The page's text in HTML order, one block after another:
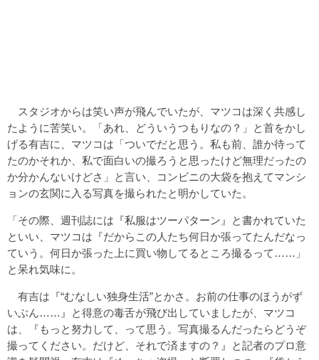
スタジオからは笑い声が飛んでいたが、マツコは深く共感し
たように苦笑い。「あれ、どういうつもりなの？」と首をかし
げる有吉に、マツコは「ついでだと思う。私も前、誰か待って
たのかそれか、私で面白いの撮ろうと思ったけど無理だったの
か分かんないけどさ」と言い、コンビニの大袋を抱えてマンシ
ョンの玄関に入る写真を撮られたと明かしていた。
「その際、週刊誌には『私服はツーパターン』と書かれていた
といい、マツコは『だからこの人たち何日か張ってたんだなっ
ていう。何日か張った上に買い物してるところ撮るって……」
と呆れ気味に。
有吉は『“むなしい独身生活”とかさ。お前の仕事のほうがず
いぶん……』と得意の毒舌が飛び出していましたが、マツコ
は、『もっと努力して、って思う。写真撮るんだったらどうぞ
撮ってください。だけど、それで済ますの？』と記者のプロ意